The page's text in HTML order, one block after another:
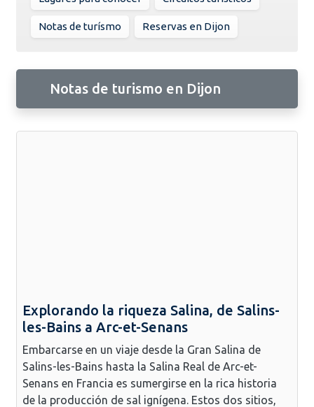
Notas de turísmo Reservas en Dijon
Notas de turismo en Dijon
Explorando la riqueza Salina, de Salins-
les-Bains a Arc-et-Senans
Embarcarse en un viaje desde la Gran Salina de
Salins-les-Bains hasta la Salina Real de Arc-et-
Senans en Francia es sumergirse en la rica historia
de la producción de sal ignígena. Estos dos sitios,